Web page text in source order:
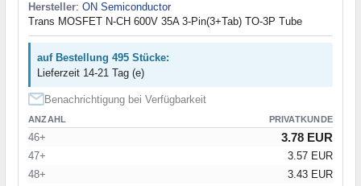
Hersteller: ON Semiconductor
Trans MOSFET N-CH 600V 35A 3-Pin(3+Tab) TO-3P Tube
auf Bestellung 495 Stücke:
Lieferzeit 14-21 Tag (e)
Benachrichtigung bei Verfügbarkeit
ANZAHL PRIVATKUNDE
46+ 3.78 EUR
47+
3.57 EUR
48+
3.43 EUR